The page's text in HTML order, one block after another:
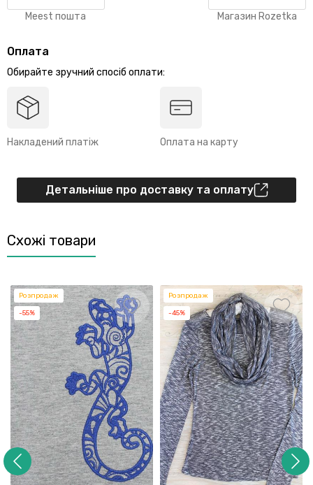
Meest пошта Магазин Rozetka
Оплата
Обирайте зручний спосіб оплати:
Накладений платіж Оплата на карту
Детальніше про доставку та оплату
Схожі товари
Розпродаж
-55%
Розпродаж
-45%